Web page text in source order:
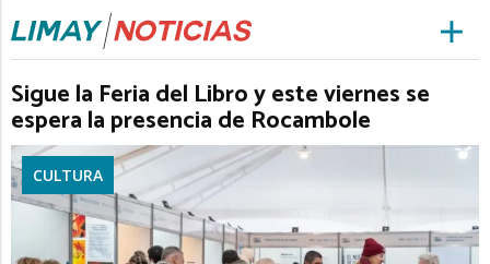
Sigue la Feria del Libro y este viernes se
espera la presencia de Rocambole
CULTURA